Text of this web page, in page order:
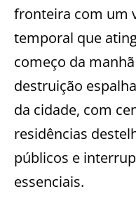
fronteira com um
temporal que
começo da
destruição
da cidade, com
residências
públicos e
essenciais.